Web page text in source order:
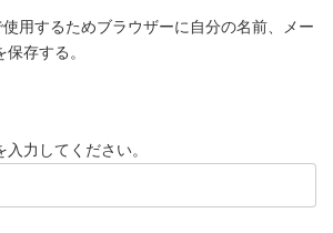
用するためブラウザーに自分の名前、メー
存する。
入力してください。